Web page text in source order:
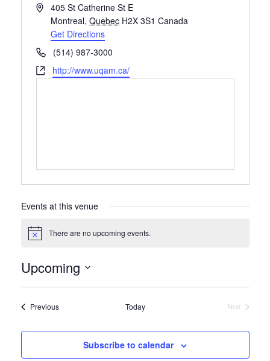
Address405 St Catherine St E
Montreal, Quebec H2X 3S1 Canada
Get Directions
Phone(514) 987-3000
Websitehttp://www.uqam.ca/
Events at this venue
Notice There are no upcoming events.
Upcoming
PreviousEvents Today
Next
Subscribe to calendar